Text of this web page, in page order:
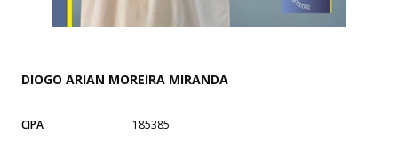
DIOGO ARIAN MOREIRA MIRANDA
CIPA
185385